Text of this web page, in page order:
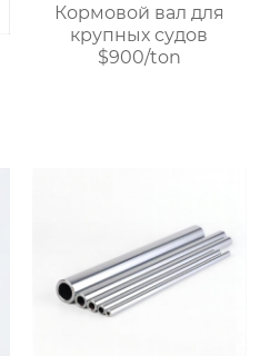
Кормовой вал для
крупных судов
$900/ton